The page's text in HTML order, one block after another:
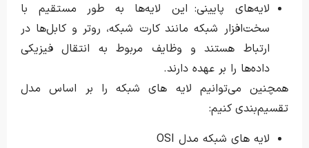
لایه‌های پایینی: این لایه‌ها به طور مستقیم با
سخت‌افزار شبکه مانند کارت شبکه، روتر و کابل‌ها در
ارتباط هستند و وظایف مربوط به انتقال فیزیکی
داده‌ها را بر عهده دارند.
همچنین می‌توانیم لایه های شبکه را بر اساس مدل
تقسیم‌بندی کنیم:
لایه های شبکه مدل OSI